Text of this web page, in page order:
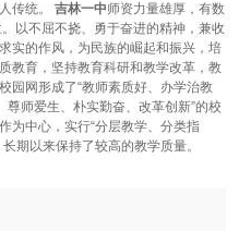
传统。 吉林一中师资力量雄厚，有数
以不屈不挠、勇于奋进的精神，兼收
实的作风，为民族的崛起和振兴，培
教育，坚持教育科研和教学改革，教
园网形成了“教师素质好、办学治教
尊师爱生、朴实勤奋、改革创新”的校
为中心，实行“分层教学、分类指
期以来保持了较高的教学质量。